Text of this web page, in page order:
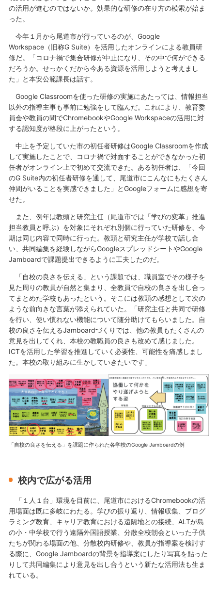
の活用が進むのではないか。効果的な研修の在り方の模索が始ま
った。
今年１月から尾道市が行っているのが、Google
Workspace（旧称G Suite）を活用したオンラインによる教員研
修だ。「コロナ禍で集合研修が中止になり、その中で何ができる
だろうか。せっかくだから今ある資源を活用しようと考えまし
た」と本安公範課長は話す。
Google Classroomを使った研修の実施にあたっては、情報担当
以外の指導主事も事前に勉強をして臨んだ。これにより、教育委
員会や教員の間でChromebookやGoogle Workspaceの活用に対
する認知度が格段に上がったという。
中止を予定していた市の初任者研修はGoogle Classroomを作成
して実施したことで、コロナ禍で対面することができなかった初
任者がオンライン上で初めて交流できた。ある初任者は、「今回
のG Suite内の初任者研修を通して、尾道市にこんなにもたくさん
仲間がいることを実感できました」とGoogleフォームに感想を寄
せた。
また、例年は教頭と研究主任（尾道市では「学びの変革」推進
担当教員と呼ぶ）を対象にそれぞれ別個に行っていた研修を、今
期は同じ内容で同時に行った。教頭と研究主任が学校で話し合
い、共同編集を経験しながらGoogleスプレッドシートやGoogle
Jamboardで課題提出できるように工夫したのだ。
「自校の良さを伝える」という課題では、職員室でその様子を
見た周りの教員が自然と集まり、全教員で自校の良さを出し合っ
てまとめた学校もあったという。そこには教頭の感想として次の
ような前向きな言葉が添えられていた。「研究主任と共同で研修
を行い、使い慣れない機能について随分助けてもらいました。自
校の良さを伝えるJamboardづくりでは、他の教員もたくさんの
意見を出してくれ、本校の教職員の良さも改めて感じました。
ICTを活用した学習を推進していく必要性、可能性を痛感しまし
た。本校の取り組みに生かしていきたいです」
「自校の良さを伝える」を課題に作られた各学校のGoogle Jamboardの例
校内で広がる活用
「１人１台」環境を目前に、尾道市におけるChromebookの活
用場面は既に多岐にわたる。学びの振り返り、情報収集、プログ
ラミング教育、キャリア教育における遠隔地との接続、ALTが島
の小・中学校で行う遠隔外国語授業、分散全校朝会といった子供
たちが関わる場面の他、分散校内研修や、教員が指導案を検討す
る際に、Google Jamboardの背景を指導案にしたり写真を貼った
りして共同編集により意見を出し合うという新たな活用法も生ま
れている。